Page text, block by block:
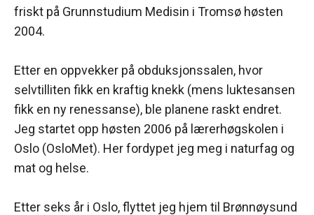
friskt på Grunnstudium Medisin i Tromsø høsten
2004.
Etter en oppvekker på obduksjonssalen, hvor
selvtilliten fikk en kraftig knekk (mens luktesansen
fikk en ny renessanse), ble planene raskt endret.
Jeg startet opp høsten 2006 på lærerhøgskolen i
Oslo (OsloMet). Her fordypet jeg meg i naturfag og
mat og helse.
Etter seks år i Oslo, flyttet jeg hjem til Brønnøysund